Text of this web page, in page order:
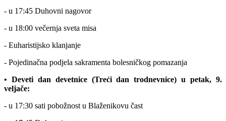
- u 17:45 Duhovni nagovor
- u 18:00 večernja sveta misa
- Euharistijsko klanjanje
- Pojedinačna podjela sakramenta bolesničkog pomazanja
• Deveti dan devetnice (Treći dan trodnevnice) u petak, 9.
veljače:
- u 17:30 sati pobožnost u Blaženikovu čast